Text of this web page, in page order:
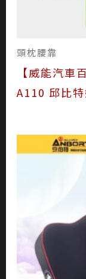
頭枕腰靠
【威能汽車
A110 邱比